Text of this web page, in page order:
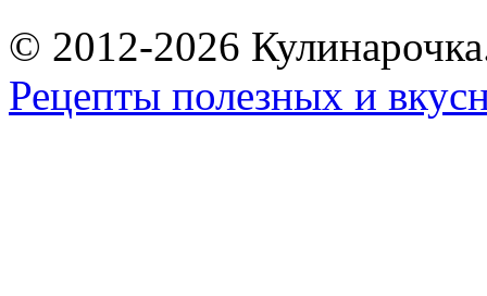
© 2012-2026
Рецепты полезных и